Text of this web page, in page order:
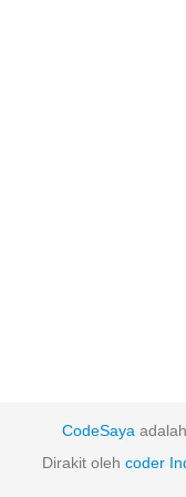
CodeSaya
Dirakit oleh coder